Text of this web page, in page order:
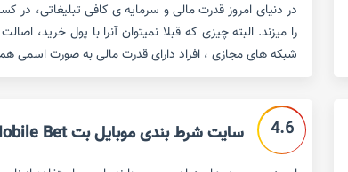
در دنیای امروز قدرت مالی و سرمایه ی کافی تبلیغاتی،
را میزند. البته چیزی که قبلا نمیتوان آنرا با پول خرید،
شبکه های مجازی ، افراد دارای قدرت مالی به صورت اسمی
4.6 سایت شرط بندی موبایل بت Mobile Bet